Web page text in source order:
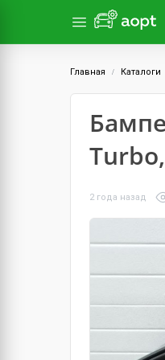
Главная Каталоги
2 года назад